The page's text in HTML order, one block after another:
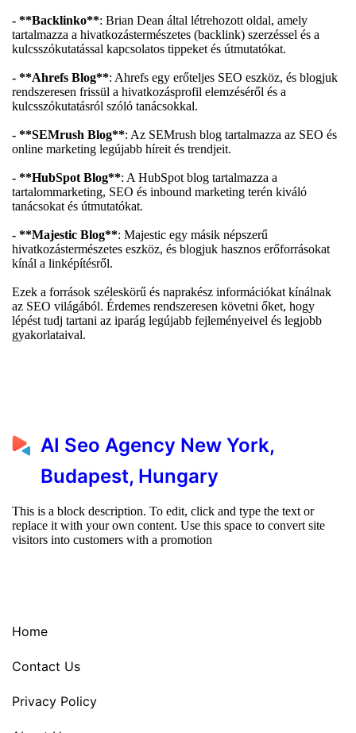
- **Backlinko**: Brian Dean által létrehozott oldal, amely
tartalmazza a hivatkozástermészetes (backlink) szerzéssel és a
kulcsszókutatással kapcsolatos tippeket és útmutatókat.
- **Ahrefs Blog**: Ahrefs egy erőteljes SEO eszköz, és blogjuk
rendszeresen frissül a hivatkozásprofil elemzéséről és a
kulcsszókutatásról szóló tanácsokkal.
- **SEMrush Blog**: Az SEMrush blog tartalmazza az SEO és
online marketing legújabb híreit és trendjeit.
- **HubSpot Blog**: A HubSpot blog tartalmazza a
tartalommarketing, SEO és inbound marketing terén kiváló
tanácsokat és útmutatókat.
- **Majestic Blog**: Majestic egy másik népszerű
hivatkozástermészetes eszköz, és blogjuk hasznos erőforrásokat
kínál a linképítésről.
Ezek a források széleskörű és naprakész információkat kínálnak
az SEO világából. Érdemes rendszeresen követni őket, hogy
lépést tudj tartani az iparág legújabb fejleményeivel és legjobb
gyakorlataival.
AI Seo Agency New York,
Budapest, Hungary
This is a block description. To edit, click and type the text or
replace it with your own content. Use this space to convert site
visitors into customers with a promotion
Home
Contact Us
Privacy Policy